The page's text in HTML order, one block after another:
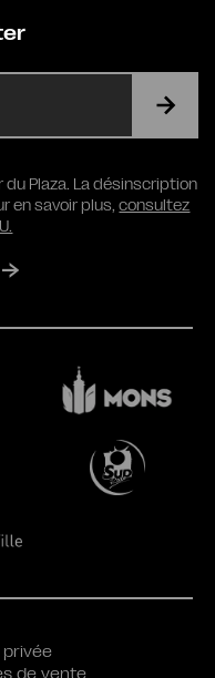
Plaza. La désinscription
en savoir plus,consultez
privée
de vente